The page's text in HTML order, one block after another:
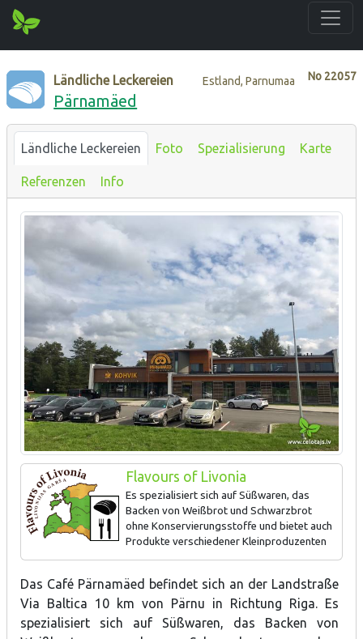
No 22057
Ländliche Leckereien Estland, Parnumaa
Pärnamäed
Ländliche Leckereien Foto Spezialisierung Karte
Referenzen Info
Flavours of Livonia
Es spezialisiert sich auf Süßwaren, das
Backen von Weißbrot und Schwarzbrot
ohne Konservierungsstoffe und bietet auch
Produkte verschiedener Kleinproduzenten
Das Café Pärnamäed befindet sich an der Landstraße
Via Baltica 10 km von Pärnu in Richtung Riga. Es
spezialisiert sich auf Süßwaren, das Backen von